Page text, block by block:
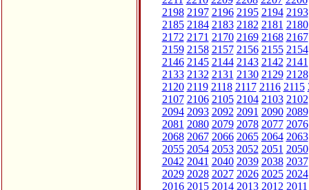
2198 2197 2196 2195 2194 2193
2185 2184 2183 2182 2181 2180
2172 2171 2170 2169 2168 2167
2159 2158 2157 2156 2155 2154
2146 2145 2144 2143 2142 2141
2133 2132 2131 2130 2129 2128
2120 2119 2118 2117 2116 2115
2107 2106 2105 2104 2103 2102
2094 2093 2092 2091 2090 2089
2081 2080 2079 2078 2077 2076
2068 2067 2066 2065 2064 2063
2055 2054 2053 2052 2051 2050
2042 2041 2040 2039 2038 2037
2029 2028 2027 2026 2025 2024
2016 2015 2014 2013 2012 2011